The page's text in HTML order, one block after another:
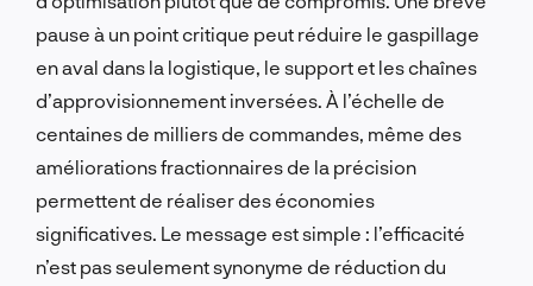
pause à un point critique peut réduire le gaspillage
en aval dans la logistique, le support et les chaînes
d’approvisionnement inversées. À l’échelle de
centaines de milliers de commandes, même des
améliorations fractionnaires de la précision
permettent de réaliser des économies
significatives. Le message est simple : l’efficacité
n’est pas seulement synonyme de réduction du